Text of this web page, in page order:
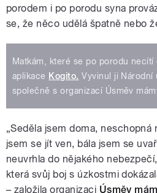
porodem i po porodu syna
se, že něco udělá špatně nebo
Matkám, které se po porodu
aplikace Kogito. Vyvinul ji Národní
společně s organizací Úsměv
„Seděla jsem doma, neschopná
jsem se jít ven, bála jsem se
neuvrhla do nějakého
která svůj boj s úzkostmi
– založila organizaci Úsměv